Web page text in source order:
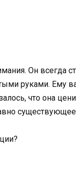
Он всегда
руками. Ему
что она